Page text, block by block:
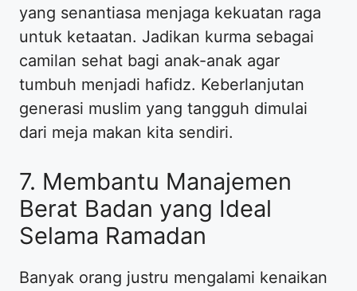
yang senantiasa menjaga kekuatan raga
untuk ketaatan. Jadikan kurma sebagai
camilan sehat bagi anak-anak agar
tumbuh menjadi hafidz. Keberlanjutan
generasi muslim yang tangguh dimulai
dari meja makan kita sendiri.
7. Membantu Manajemen
Berat Badan yang Ideal
Selama Ramadan
Banyak orang justru mengalami kenaikan